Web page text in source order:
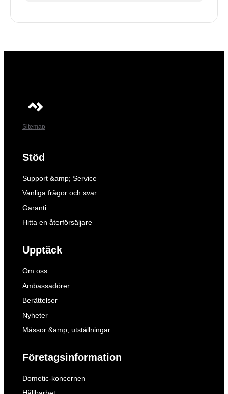
Sitemap
Stöd
Support &amp; Service
Vanliga frågor och svar
Garanti
Hitta en återförsäljare
Upptäck
Om oss
Ambassadörer
Berättelser
Nyheter
Mässor &amp; utställningar
Företagsinformation
Dometic-koncernen